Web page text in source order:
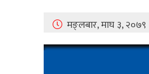
मङ्लबार, माघ ३, २०७९